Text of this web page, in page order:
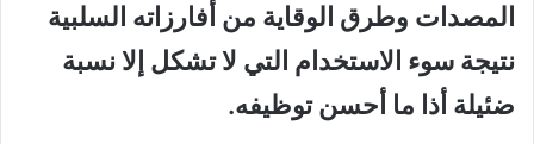
المصدات وطرق الوقاية من أفارزاته السلبية
نتيجة سوء الاستخدام التي لا تشكل إلا نسبة
ضئيلة أذا ما أحسن توظيفه.